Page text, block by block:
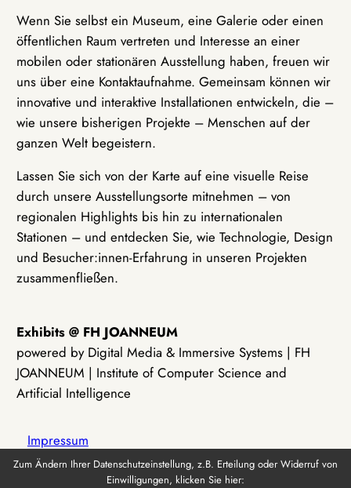
Wenn Sie selbst ein Museum, eine Galerie oder einen
öffentlichen Raum vertreten und Interesse an einer
mobilen oder stationären Ausstellung haben, freuen wir
uns über eine Kontaktaufnahme. Gemeinsam können wir
innovative und interaktive Installationen entwickeln, die –
wie unsere bisherigen Projekte – Menschen auf der
ganzen Welt begeistern.
Lassen Sie sich von der Karte auf eine visuelle Reise
durch unsere Ausstellungsorte mitnehmen – von
regionalen Highlights bis hin zu internationalen
Stationen – und entdecken Sie, wie Technologie, Design
und Besucher:innen-Erfahrung in unseren Projekten
zusammenfließen.
Exhibits @ FH JOANNEUM
powered by Digital Media & Immersive Systems | FH
JOANNEUM | Institute of Computer Science and
Artificial Intelligence
Impressum
Zum Ändern Ihrer Datenschutzeinstellung, z.B. Erteilung oder Widerruf von
Einwilligungen, klicken Sie hier: